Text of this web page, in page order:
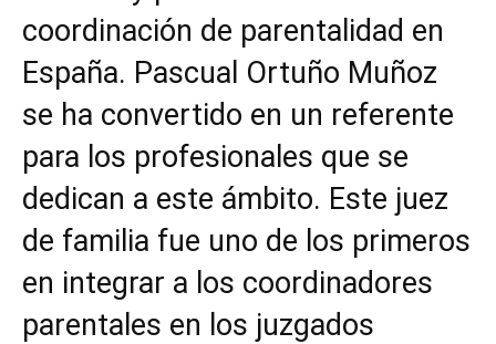
coordinación de parentalidad en
España. Pascual Ortuño Muñoz
se ha convertido en un referente
para los profesionales que se
dedican a este ámbito. Este juez
de familia fue uno de los primeros
en integrar a los coordinadores
parentales en los juzgados